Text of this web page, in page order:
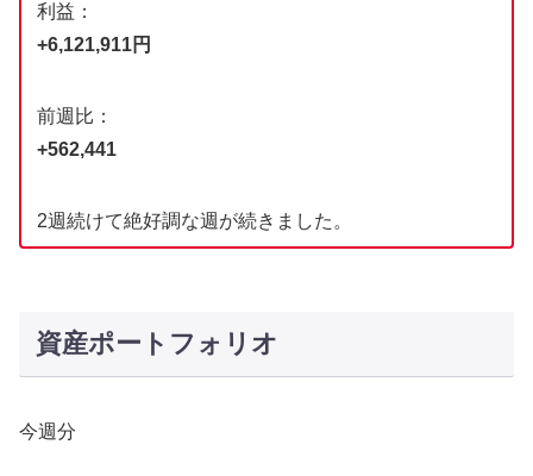
利益：
+6,121,911円
前週比：
+562,441
2週続けて絶好調な週が続きました。
資産ポートフォリオ
今週分